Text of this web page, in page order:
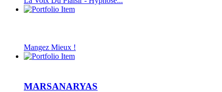
Mangez Mieux !
MARSANARYAS